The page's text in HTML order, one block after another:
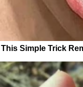
This Simple Trick